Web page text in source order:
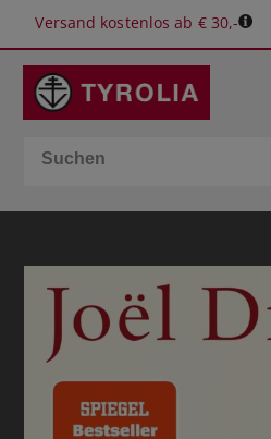
Versand kostenlos ab € 30,-
BÜCHER
SPIELE
KALENDER
GESCHENKIDEEN